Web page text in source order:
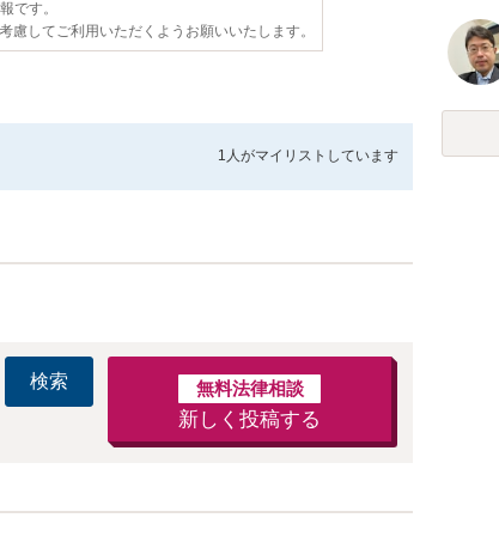
です。
慮してご利用いただくようお願いいたします。
1人がマイリストしています
検索 無料法律相談
新しく投稿する